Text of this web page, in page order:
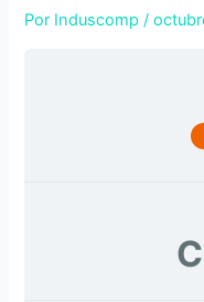
Por Induscomp/